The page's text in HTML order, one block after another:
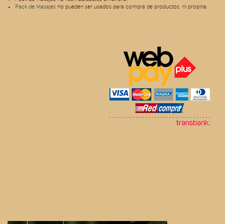
Pack de Masajes no pueden ser usados para compra de productos, ni propina.